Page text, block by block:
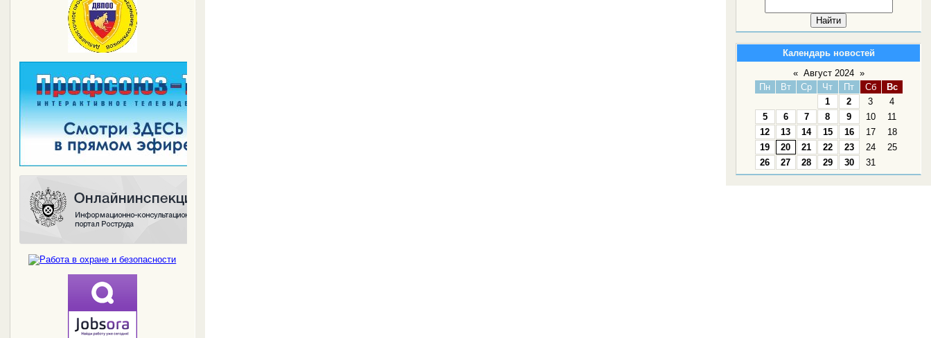
Календарь новостей
« Август 2024 »
Пн
Вт Ср Чт Пт Сб
Вс
1
2 3
4
5
6 7 8 9 10
11
12
13 14 15 16 17
18
19
20 21 22 23 24
25
26
27 28 29 30 31